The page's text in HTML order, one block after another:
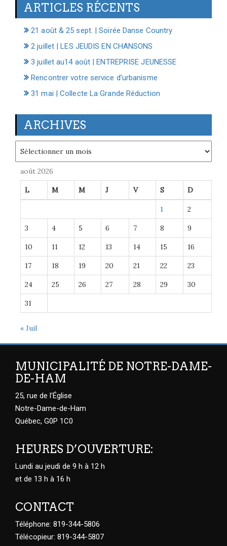
ARTICLES RÉCENTS
21 août & 25 sept. | Soirée Danse Country
2 juillet | LES JEUDIS EN CHANSONS
3 juillet au14 août | ENTREPRISE JEUNESSE
Rencontrer votre service d’urbanisme
31 mai | Collecte La Grande Réduction
ARCHIVES
août 2026
L M M J V S D
1 2
3 4 5 6 7 8 9
10 11 12 13 14 15 16
17 18 19 20 21 22 23
24 25 26 27 28 29 30
31
« Juil
MUNICIPALITÉ DE NOTRE-DAME-
DE-HAM
25, rue de l'Église
Notre-Dame-de-Ham
Québec, G0P 1C0
HEURES D’OUVERTURE:
Lundi au jeudi de 9 h à 12 h
et de 13 h à 16 h
CONTACT
Téléphone: 819-344-5806
Télécopieur: 819-344-5807